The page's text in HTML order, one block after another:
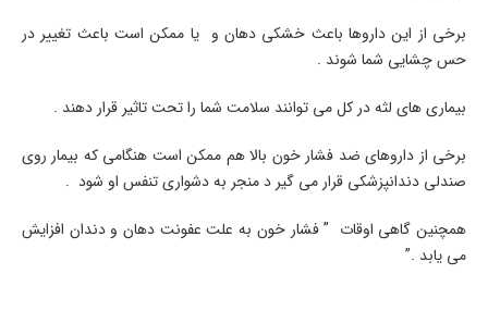
برخی از این داروها باعث خشکی دهان و یا ممکن است باعث تغییر در
حس چشایی شما شوند .
بیماری های لثه در کل می توانند سلامت شما را تحت تاثیر قرار دهند .
برخی از داروهای ضد فشار خون بالا هم ممکن است هنگامی که بیمار روی
صندلی دندانپزشکی قرار می گیر د منجر به دشواری تنفس او شود .
همچنین گاهی اوقات ” فشار خون به علت عفونت دهان و دندان افزایش
می یابد .”